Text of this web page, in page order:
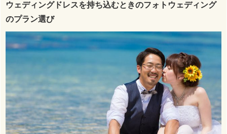
ウェディングドレスを持ち込むときのフォトウェディング
のプラン選び